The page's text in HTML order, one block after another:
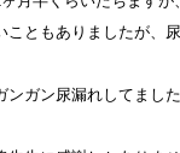
ともありましたが、
ガン尿漏れしてました